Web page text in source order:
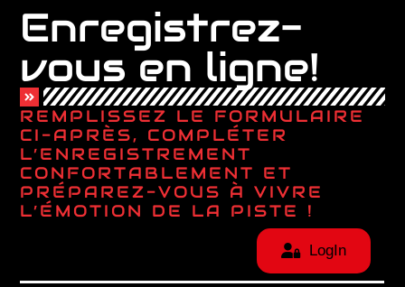
Enregistrez-
vous en ligne!
REMPLISSEZ LE FORMULAIRE
CI-APRÈS, COMPLÉTER
L’ENREGISTREMENT
CONFORTABLEMENT ET
PRÉPAREZ-VOUS À VIVRE
L’ÉMOTION DE LA PISTE !